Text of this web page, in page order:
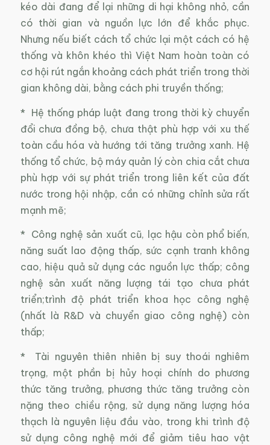
kéo dài đang để lại những di hại không nhỏ, cần
có thời gian và nguồn lực lớn để khắc phục.
Nhưng nếu biết cách tổ chức lại một cách có hệ
thống và khôn khéo thì Việt Nam hoàn toàn có
cơ hội rút ngắn khoảng cách phát triển trong thời
gian không dài, bằng cách phi truyền thống;
* Hệ thống pháp luật đang trong thời kỳ chuyển
đổi chưa đồng bộ, chưa thật phù hợp với xu thế
toàn cầu hóa và hướng tới tăng trưởng xanh. Hệ
thống tổ chức, bộ máy quản lý còn chia cắt chưa
phù hợp với sự phát triển trong liên kết của đất
nước trong hội nhập, cần có những chỉnh sửa rất
mạnh mẽ;
* Công nghệ sản xuất cũ, lạc hậu còn phổ biến,
năng suất lao động thấp, sức cạnh tranh không
cao, hiệu quả sử dụng các nguồn lực thấp; công
nghệ sản xuất năng lượng tái tạo chưa phát
triển;trình độ phát triển khoa học công nghệ
(nhất là R&D và chuyển giao công nghệ) còn
thấp;
* Tài nguyên thiên nhiên bị suy thoái nghiêm
trọng, một phần bị hủy hoại chính do phương
thức tăng trưởng, phương thức tăng trưởng còn
nặng theo chiều rộng, sử dụng năng lượng hóa
thạch là nguyên liệu đầu vào, trong khi trình độ
sử dụng công nghệ mới để giảm tiêu hao vật